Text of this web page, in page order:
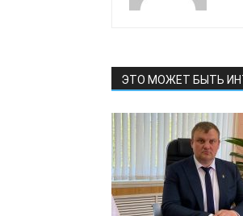
ЭТО МОЖЕТ БЫТЬ